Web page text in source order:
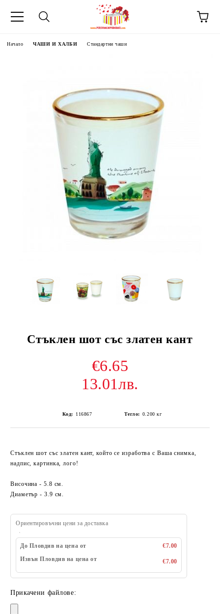
Начало ЧАШИ И ХАЛБИ Стандартни чаши
Стъклен шот със златен кант
€6.65
13.01лв.
Код: 116867 Тегло: 0.200 кг
Стъклен шот със златен кант, който се изработва с Ваша снимка,
надпис, картинка, лого!
Височина - 5.8 см.
Диаметър - 3.9 см.
Ориентировъчни цени за доставка
До Пловдив на цена от
€7.00
Извън Пловдив на цена от
€7.00
Прикачени файлове: